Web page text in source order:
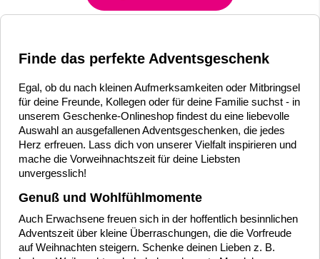
Finde das perfekte Adventsgeschenk
Egal, ob du nach kleinen Aufmerksamkeiten oder Mitbringsel
für deine Freunde, Kollegen oder für deine Familie suchst - in
unserem Geschenke-Onlineshop findest du eine liebevolle
Auswahl an ausgefallenen Adventsgeschenken, die jedes
Herz erfreuen. Lass dich von unserer Vielfalt inspirieren und
mache die Vorweihnachtszeit für deine Liebsten
unvergesslich!
Genuß und Wohlfühlmomente
Auch Erwachsene freuen sich in der hoffentlich besinnlichen
Adventszeit über kleine Überraschungen, die die Vorfreude
auf Weihnachten steigern. Schenke deinen Lieben z. B.